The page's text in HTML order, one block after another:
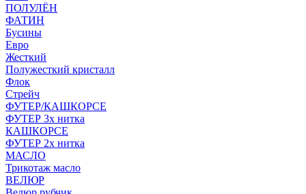
ПОЛУЛЁН
ФАТИН
Бусины
Евро
Жесткий
Полужесткий кристалл
Флок
Стрейч
ФУТЕР/КАШКОРСЕ
ФУТЕР 3х нитка
КАШКОРСЕ
ФУТЕР 2х нитка
МАСЛО
Трикотаж масло
ВЕЛЮР